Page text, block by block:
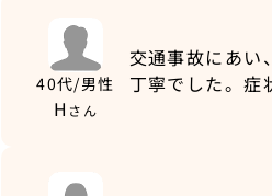
40代/男性
H さん
交通事故にあい
丁寧でした。症